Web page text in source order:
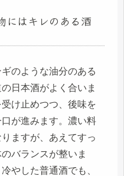
にはキレのある酒
のような油分のある
日本酒がよく合いま
け止めつつ、後味を
が進みます。濃い料
ますが、あえてすっ
バランスが整いま
やした普通酒でも、